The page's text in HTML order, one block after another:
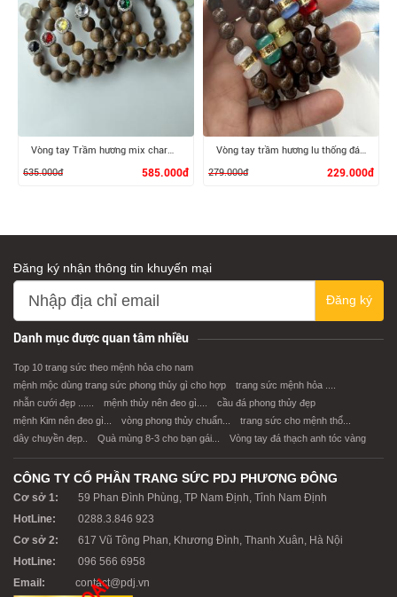
XEM CHI TIẾT XEM CHI TIẾT
XEM CHI TIẾT
Vòng tay Trầm hương mix charm Pandora đá topaz
635.000đ
585.000đ
XEM CHI TIẾT
Vòng tay trầm hương lu thống đá thạch anh
279.000đ
229.000đ
Đăng ký nhận thông tin khuyến mại
Đăng ký
Danh mục được quan tâm nhiều
Top 10 trang sức theo mệnh hỏa cho nam
mệnh mộc dùng trang sức phong thủy gì cho hợp
trang sức mệnh hỏa ....
nhẫn cưới đẹp ......
mệnh thủy nên đeo gì....
cầu đá phong thủy đẹp
mệnh Kim nên đeo gì...
vòng phong thủy chuẩn...
trang sức cho mệnh thổ...
dây chuyền đẹp..
Quà mùng 8-3 cho bạn gái... Vòng tay đá thạch anh tóc vàng
CÔNG TY CỔ PHẦN TRANG SỨC PDJ PHƯƠNG ĐÔNG
Cơ sở 1:
59 Phan Đình Phùng, TP Nam Định, Tỉnh Nam Định
HotLine:
0288.3.846 923
Cơ sở 2:
617 Vũ Tông Phan, Khương Đình, Thanh Xuân, Hà Nội
HotLine:
096 566 6958
Email:
contact@pdj.vn